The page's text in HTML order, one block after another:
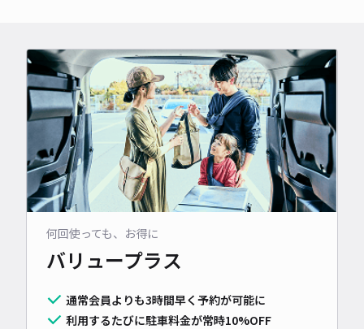
何回使っても、お得に
バリュープラス
通常会員よりも3時間早く予約が可能に
利用するたびに駐車料金が常時10%OFF